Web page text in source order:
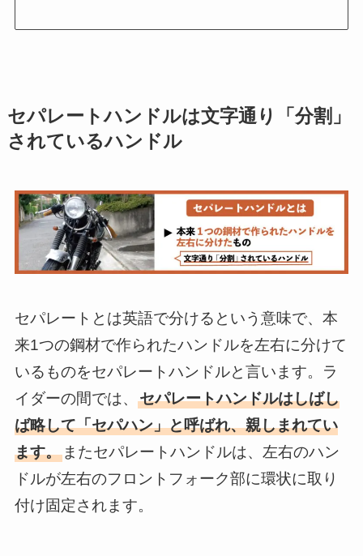
セパレートハンドルは文字通り「分割」
されているハンドル
セパレートとは英語で分けるという意味で、本
来1つの鋼材で作られたハンドルを左右に分けて
いるものをセパレートハンドルと言います。ラ
イダーの間では、 セパレートハンドルはしばし
ば略して「セパハン」と呼ばれ、親しまれてい
ます。またセパレートハンドルは、左右のハン
ドルが左右のフロントフォーク部に環状に取り
付け固定されます。